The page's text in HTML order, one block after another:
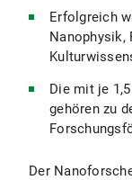
Erfolgreich
Nanophysik,
Die mit je
gehören zu
Der